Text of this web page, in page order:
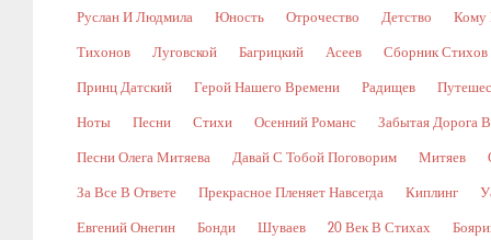
Руслан И Людмила Юность Отрочество Детство Кому
Тихонов Луговской Багрицкий Асеев Сборник Стихов
Принц Датский Герой Нашего Времени Радищев
Ноты Песни Стихи Осенний Романс Забытая Дорога
Песни Олега Митяева Давай С Тобой Поговорим Митяев
За Все В Ответе Прекрасное Пленяет Навсегда Киплинг
Евгений Онегин Бонди Шуваев 20 Век В Стихах